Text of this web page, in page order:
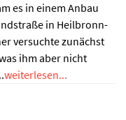
es in einem Anbau
in Heilbronn-
versuchte zunächst
ihm aber nicht
weiterlesen...